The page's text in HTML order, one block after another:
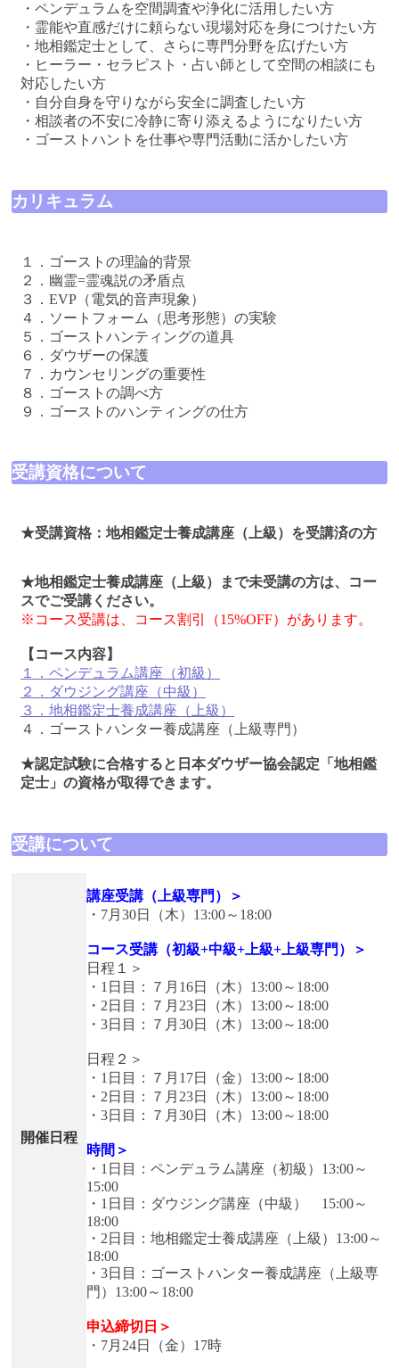
・ペンデュラムを空間調査や浄化に活用したい方
・霊能や直感だけに頼らない現場対応を身につけたい方
・地相鑑定士として、さらに専門分野を広げたい方
・ヒーラー・セラピスト・占い師として空間の相談にも
対応したい方
・自分自身を守りながら安全に調査したい方
・相談者の不安に冷静に寄り添えるようになりたい方
・ゴーストハントを仕事や専門活動に活かしたい方
カリキュラム
１．ゴーストの理論的背景
２．幽霊=霊魂説の矛盾点
３．EVP（電気的音声現象）
４．ソートフォーム（思考形態）の実験
５．ゴーストハンティングの道具
６．ダウザーの保護
７．カウンセリングの重要性
８．ゴーストの調べ方
９．ゴーストのハンティングの仕方
受講資格について
★受講資格：地相鑑定士養成講座（上級）を受講済の方
★地相鑑定士養成講座（上級）まで未受講の方は、コー
スでご受講ください。
※コース受講は、コース割引（15%OFF）があります。
【コース内容】
１．ペンデュラム講座（初級）
２．ダウジング講座（中級）
３．地相鑑定士養成講座（上級）
４．ゴーストハンター養成講座（上級専門）
★認定試験に合格すると日本ダウザー協会認定「地相鑑
定士」の資格が取得できます。
受講について
開催日程
講座受講（上級専門）＞
・7月30日（木）13:00～18:00
コース受講（初級+中級+上級+上級専門）＞
日程１＞
・1日目：７月16日（木）13:00～18:00
・2日目：７月23日（木）13:00～18:00
・3日目：７月30日（木）13:00～18:00
日程２＞
・1日目：７月17日（金）13:00～18:00
・2日目：７月23日（木）13:00～18:00
・3日目：７月30日（木）13:00～18:00
時間＞
・1日目：ペンデュラム講座（初級）13:00～
15:00
・1日目：ダウジング講座（中級） 15:00～
18:00
・2日目：地相鑑定士養成講座（上級）13:00～
18:00
・3日目：ゴーストハンター養成講座（上級専
門）13:00～18:00
申込締切日＞
・7月24日（金）17時